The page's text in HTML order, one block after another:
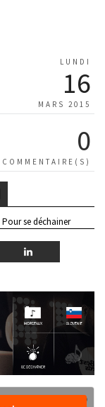
LUNDI
16
MARS 2015
0
COMMENTAIRE(S)
Pour se déchainer